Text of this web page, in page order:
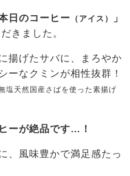
日のコーヒー （アイス）
」
きました。
揚げたサバに、まろやか
ーなクミンが相性抜群！
塩天然国産さばを使った素揚げ
ーが絶品です…！
、風味豊かで満足感たっ